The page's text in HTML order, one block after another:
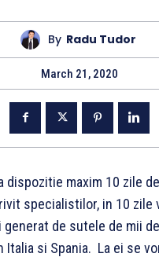
By Radu Tudor
March 21, 2020
dispozitie maxim 10 zile
specialistilor, in 10 zile
de sutele de mii
Italia si Spania. La ei se